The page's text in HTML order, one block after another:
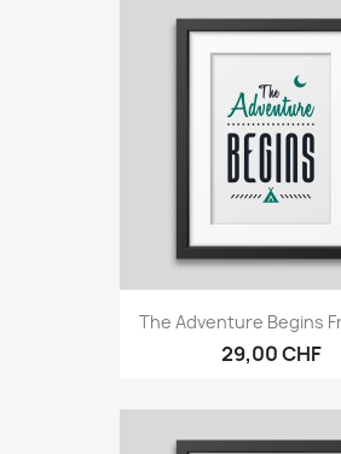
The Adventure Begins
29,00 CHF